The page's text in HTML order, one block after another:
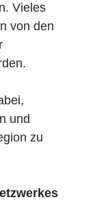
Vieles
von den
und
zu